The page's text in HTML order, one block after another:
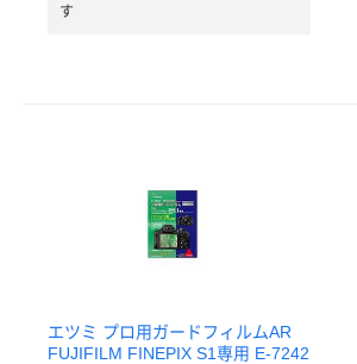
す
エツミ プロ用ガードフィルムAR
FUJIFILM FINEPIX S1専用 E-7242